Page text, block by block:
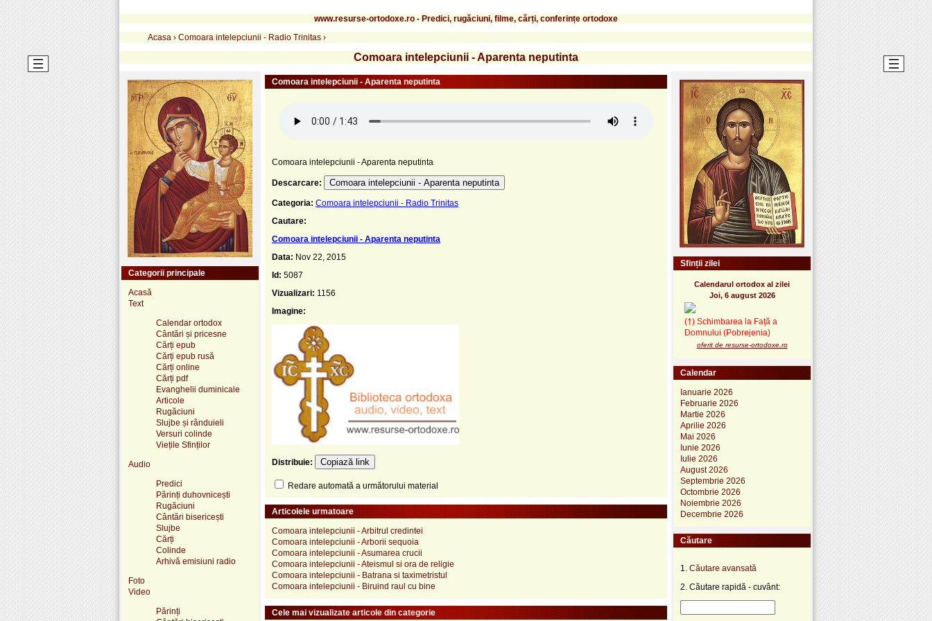
www.resurse-ortodoxe.ro - Predici, rugăciuni, filme, cărți, conferințe ortodoxe
Acasa › Comoara intelepciunii - Radio Trinitas ›
Comoara intelepciunii - Aparenta neputinta
Comoara intelepciunii - Aparenta neputinta
Comoara intelepciunii - Aparenta neputinta
Descarcare: Comoara intelepciunii - Aparenta neputinta
Categoria: Comoara intelepciunii - Radio Trinitas
Cautare:
Comoara intelepciunii - Aparenta neputinta
Data: Nov 22, 2015
Id: 5087
Vizualizari: 1156
Imagine:
Distribuie: Copiază link
Redare automată a următorului material
Articolele urmatoare
Comoara intelepciunii - Arbitrul credintei
Comoara intelepciunii - Arborii sequoia
Comoara intelepciunii - Asumarea crucii
Comoara intelepciunii - Ateismul si ora de religie
Comoara intelepciunii - Batrana si taximetristul
Comoara intelepciunii - Biruind raul cu bine
Cele mai vizualizate articole din categorie
Categorii principale
Acasă
Text
Calendar ortodox
Cântări și pricesne
Cărți epub
Cărți epub rusă
Cărți online
Cărți pdf
Evanghelii duminicale
Articole
Rugăciuni
Slujbe și rânduieli
Versuri colinde
Viețile Sfinților
Audio
Predici
Părinți duhovnicești
Rugăciuni
Cântări bisericești
Slujbe
Cărți
Colinde
Arhivă emisiuni radio
Foto
Video
Părinți
Sfinții zilei
Calendarul ortodox al zilei
Joi, 6 august 2026
(†) Schimbarea la Față a
Domnului (Pobrejenia)
oferit de resurse-ortodoxe.ro
Calendar
Ianuarie 2026
Februarie 2026
Martie 2026
Aprilie 2026
Mai 2026
Iunie 2026
Iulie 2026
August 2026
Septembrie 2026
Octombrie 2026
Noiembrie 2026
Decembrie 2026
Căutare
1. Căutare avansată
2. Căutare rapidă - cuvânt: